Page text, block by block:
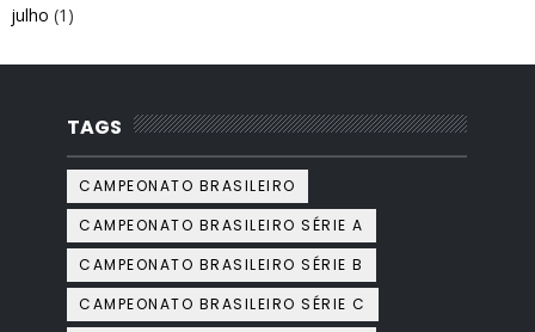
julho (1)
TAGS
CAMPEONATO BRASILEIRO
CAMPEONATO BRASILEIRO SÉRIE A
CAMPEONATO BRASILEIRO SÉRIE B
CAMPEONATO BRASILEIRO SÉRIE C